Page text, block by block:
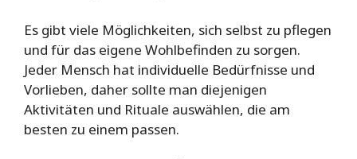
Es gibt viele Möglichkeiten, sich selbst zu pflegen
und für das eigene Wohlbefinden zu sorgen.
Jeder Mensch hat individuelle Bedürfnisse und
Vorlieben, daher sollte man diejenigen
Aktivitäten und Rituale auswählen, die am
besten zu einem passen.